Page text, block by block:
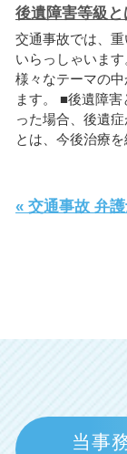
後遺障害等級と
交通事故では 重
いら っ し ゃい ます
様 々 なテーマの中
ます。 ■後遺障害
った場合 後遺症
と は 今後治療を
« 交通事故 弁
当事